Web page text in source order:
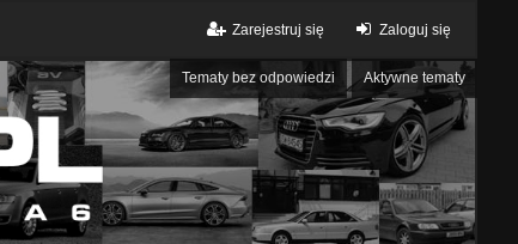
Zaloguj się
Zarejestruj się
Tematy bez odpowiedzi Aktywne tematy